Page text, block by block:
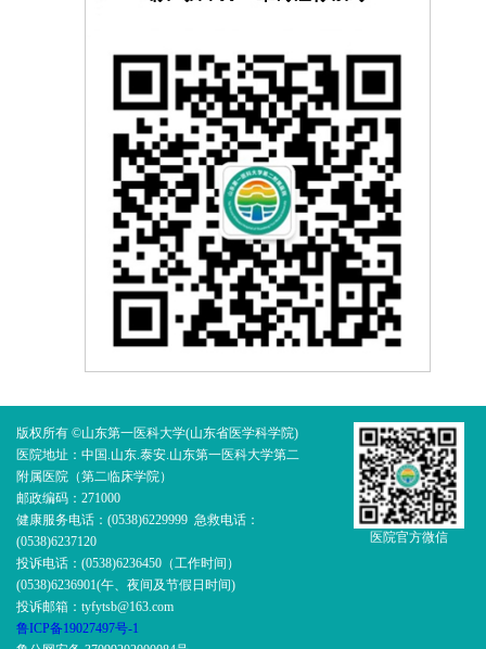
版权所有 ©山东第一医科大学(山东省医学科学院)
医院地址：中国.山东.泰安.山东第一医科大学第二
附属医院（第二临床学院）
邮政编码：271000
健康服务电话：(0538)6229999 急救电话：
(0538)6237120
投诉电话：(0538)6236450（工作时间）
(0538)6236901(午、夜间及节假日时间)
投诉邮箱：tyfytsb@163.com
鲁ICP备19027497号-1
医院官方微信